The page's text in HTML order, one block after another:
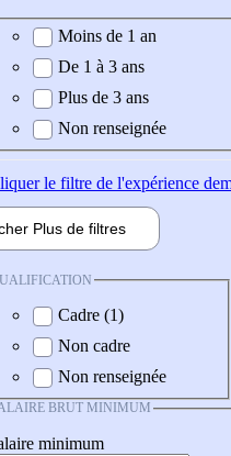
demandée
Moins de 1 an
De 1 à 3 ans
Plus de 3 ans
Non renseignée
le filtre de l'expérience
Plus de filtres
Cadre (1)
Non cadre
Non renseignée
BRUT MINIMUM
minimum